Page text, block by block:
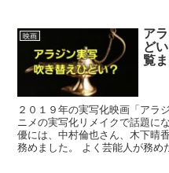
映画 ア
ど
覧
２０１９年の実写化映画「アラ
ニメの実写化リメイクで話題に
優には、中村倫也さん、木下晴
務めました。 よく芸能人が務め